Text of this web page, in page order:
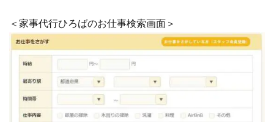
フ
録
に
つ
い
＜家事代行ひろばのお仕事検索画面＞